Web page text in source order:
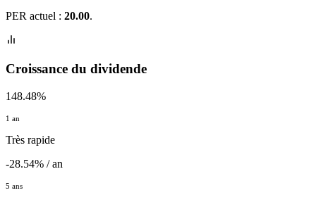
PER actuel : 20.00.
Croissance du dividende
148.48%
1 an
Très rapide
-28.54% / an
5 ans